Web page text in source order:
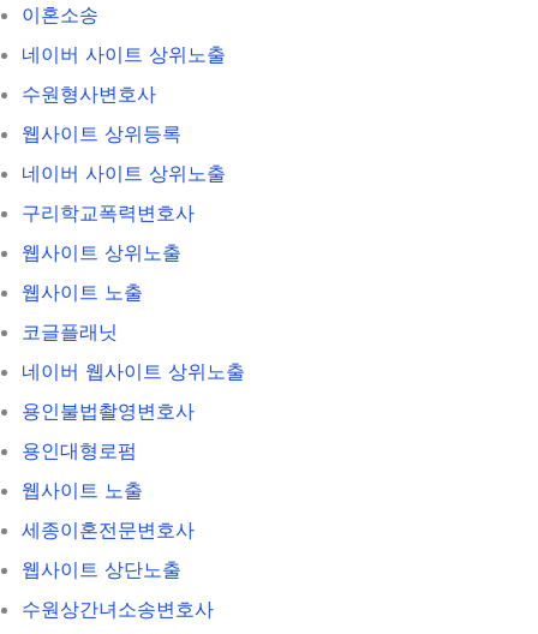
이혼소송
네이버 사이트 상위노출
수원형사변호사
웹사이트 상위등록
네이버 사이트 상위노출
구리학교폭력변호사
웹사이트 상위노출
웹사이트 노출
코글플래닛
네이버 웹사이트 상위노출
용인불법촬영변호사
용인대형로펌
웹사이트 노출
세종이혼전문변호사
웹사이트 상단노출
수원상간녀소송변호사